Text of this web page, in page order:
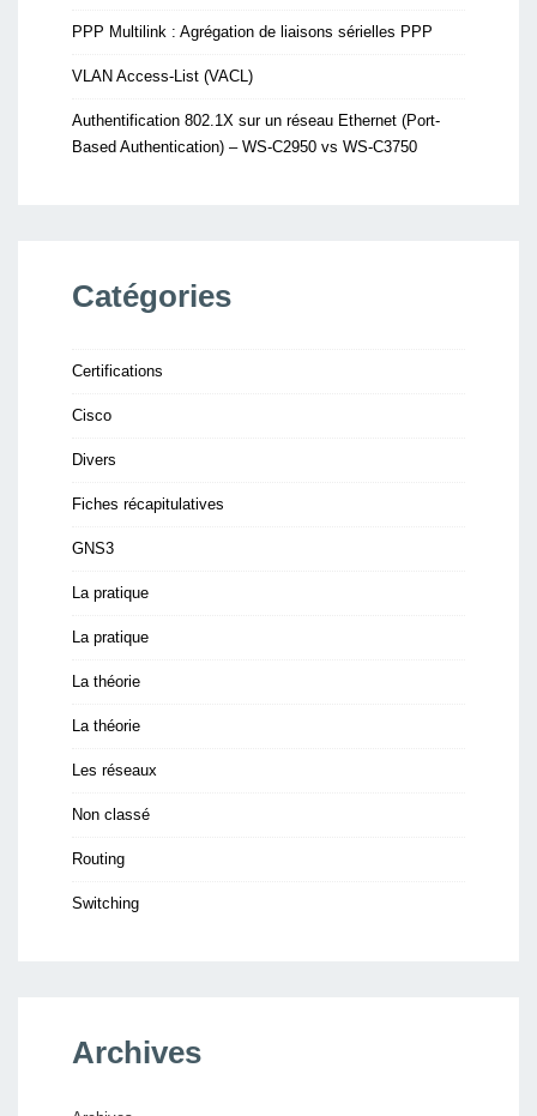
PPP Multilink : Agrégation de liaisons sérielles PPP
VLAN Access-List (VACL)
Authentification 802.1X sur un réseau Ethernet (Port-
Based Authentication) – WS-C2950 vs WS-C3750
Catégories
Certifications
Cisco
Divers
Fiches récapitulatives
GNS3
La pratique
La pratique
La théorie
La théorie
Les réseaux
Non classé
Routing
Switching
Archives